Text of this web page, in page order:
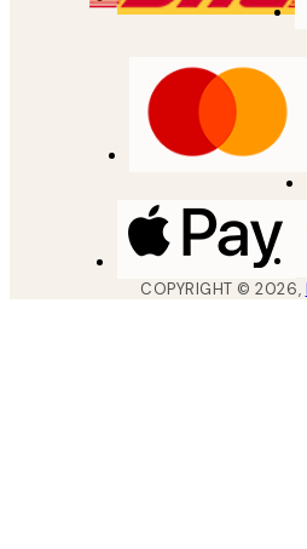
COPYRIGHT ©2026,